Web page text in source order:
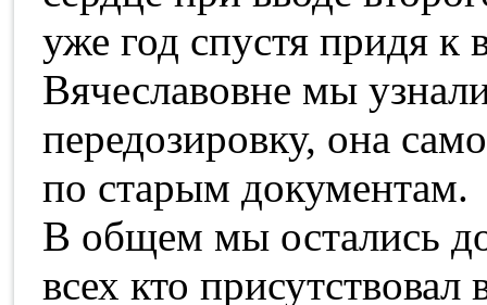
уже год спустя придя
Вячеславовне мы
передозировку, она
по старым документам.
В общем мы остались
всех кто